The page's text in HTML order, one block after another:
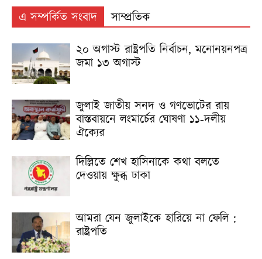
এ সম্পর্কিত সংবাদ
সাম্প্রতিক
২০ অগাস্ট রাষ্ট্রপতি নির্বাচন, মনোনয়নপত্র
জমা ১৩ অগাস্ট
জুলাই জাতীয় সনদ ও গণভোটের রায়
বাস্তবায়নে লংমার্চের ঘোষণা ১১-দলীয়
ঐক্যের
দিল্লিতে শেখ হাসিনাকে কথা বলতে
দেওয়ায় ক্ষুব্ধ ঢাকা
আমরা যেন জুলাইকে হারিয়ে না ফেলি :
রাষ্ট্রপতি